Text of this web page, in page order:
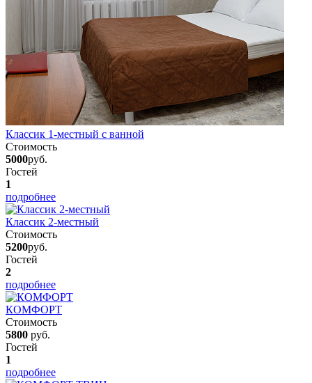
Классик 1-местный с ванной
Стоимость
5000руб.
Гостей
1
подробнее
Классик 2-местный
Стоимость
5200руб.
Гостей
2
подробнее
КОМФОРТ
Стоимость
5800 руб.
Гостей
1
подробнее